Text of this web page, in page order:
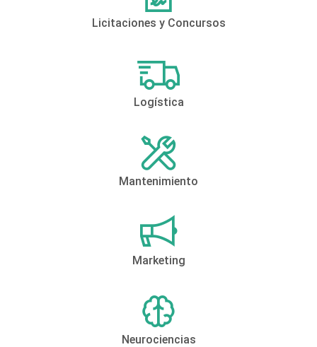
Licitaciones y Concursos
Logística
Mantenimiento
Marketing
Neurociencias